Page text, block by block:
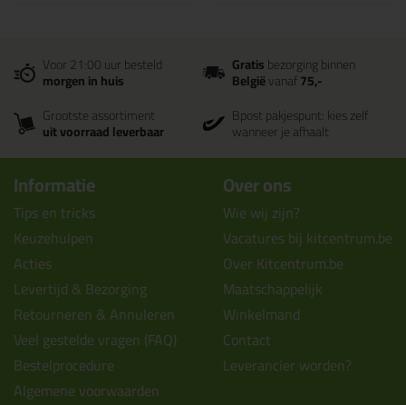
Voor 21:00 uur besteld
morgen in huis
Gratisbezorging binnen
Belgiëvanaf75,-
Grootste assortiment
uit voorraad leverbaar
Bpost pakjespunt: kies zelf
wanneer je afhaalt
Informatie
Tips en tricks
Keuzehulpen
Acties
Levertijd & Bezorging
Retourneren & Annuleren
Veel gestelde vragen (FAQ)
Bestelprocedure
Algemene voorwaarden
Over ons
Wie wij zijn?
Vacatures bij kitcentrum.be
Over Kitcentrum.be
Maatschappelijk
Winkelmand
Contact
Leverancier worden?